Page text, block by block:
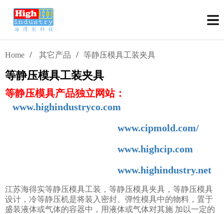
Home / 其它产品 / 等静压模具工装夹具
等静压模具工装夹具
等静压模具产品独立网站：
www.highindustryco.com
www.cipmold.com/
www.highcip.com
www.highindustry.net
江苏海得实等静压模具工装，等静压模具夹具，等静压模具
设计，冷等静压机是将装入密封、弹性模具中的物料，置于
盛装液体或气体的容器中，用液体或气体对其施 加以一定的